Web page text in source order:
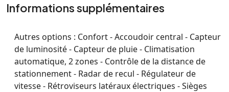
Informations supplémentaires
Autres options : Confort - Accoudoir central - Capteur
de luminosité - Capteur de pluie - Climatisation
automatique, 2 zones - Contrôle de la distance de
stationnement - Radar de recul - Régulateur de
vitesse - Rétroviseurs latéraux électriques - Sièges